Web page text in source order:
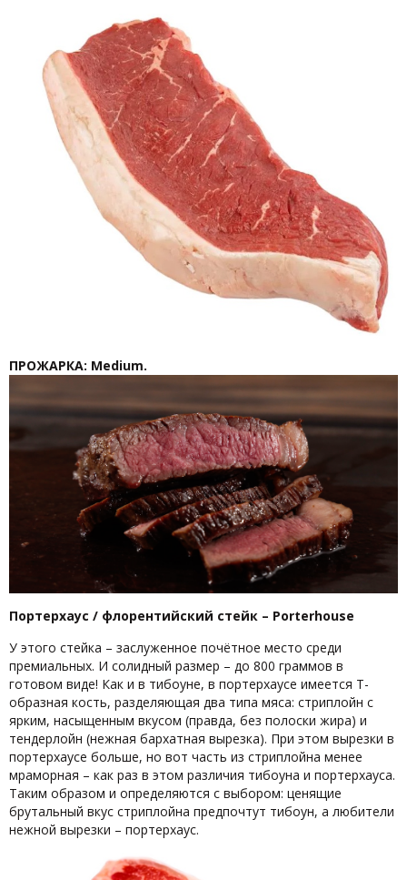
ПРОЖАРКА: Medium.
Портерхаус / флорентийский стейк – Porterhouse
У этого стейка – заслуженное почётное место среди
премиальных. И солидный размер – до 800 граммов в
готовом виде! Как и в тибоуне, в портерхаусе имеется Т-
образная кость, разделяющая два типа мяса: стриплойн с
ярким, насыщенным вкусом (правда, без полоски жира) и
тендерлойн (нежная бархатная вырезка). При этом вырезки в
портерхаусе больше, но вот часть из стриплойна менее
мраморная – как раз в этом различия тибоуна и портерхауса.
Таким образом и определяются с выбором: ценящие
брутальный вкус стриплойна предпочтут тибоун, а любители
нежной вырезки – портерхаус.